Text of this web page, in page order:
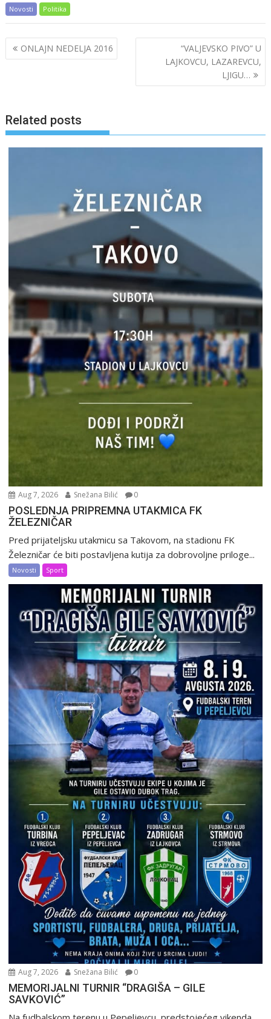
Novosti Politika
Post
navigation
ONLAJN NEDELJA 2016
“VALJEVSKO PIVO” U
LAJKOVCU, LAZAREVCU,
LJIGU…
Related posts
Aug 7, 2026 Snežana Bilić 0
POSLEDNJA PRIPREMNA UTAKMICA FK
ŽELEZNIČAR
Pred prijateljsku utakmicu sa Takovom, na stadionu FK
Železničar će biti postavljena kutija za dobrovoljne priloge...
Novosti Sport
Aug 7, 2026 Snežana Bilić 0
MEMORIJALNI TURNIR “DRAGIŠA – GILE
SAVKOVIĆ”